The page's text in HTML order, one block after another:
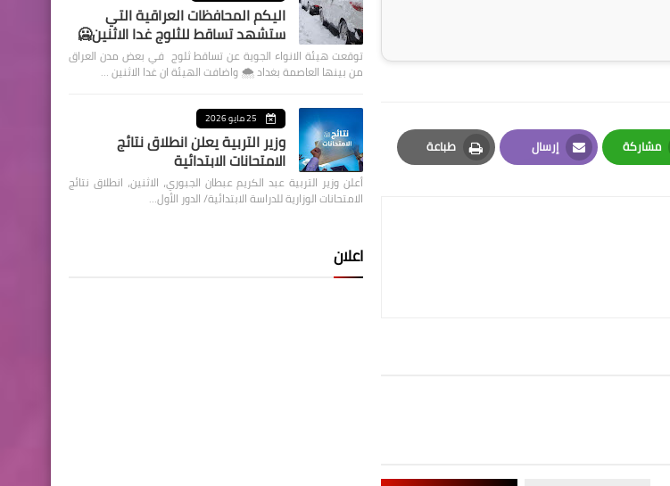
مشاركة
Whatsapp
إرسال
Email
طباعة
Print
اليكم المحافظات العراقية التي
ستشهد تساقط للثلوج غدا الاثنين🥶
توقعت هيئة الانواء الجوية عن تساقط ثلوج في بعض مدن العراق
من بينها العاصمة بغداد ⁦🌨️⁩ واضافت الهيئة ان غدا الاثنين …
25 مايو 2026
وزير التربية يعلن انطلاق نتائج
الامتحانات الابتدائية
أعلن وزير التربية عبد الكريم عبطان الجبوري، الاثنين، انطلاق نتائج
الامتحانات الوزارية للدراسة الابتدائية/ الدور الأول…
اعلان